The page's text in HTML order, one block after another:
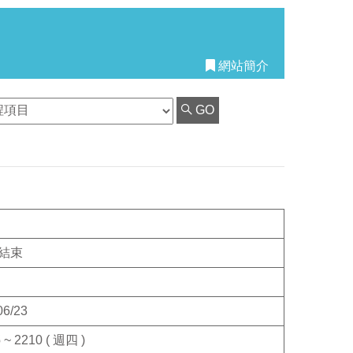
網站簡介
GO
束
23
~ 2210 ( 週四 )